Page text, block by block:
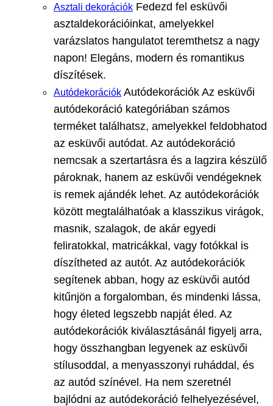
Asztali dekorációk Fedezd fel esküvői
asztaldekorációinkat, amelyekkel
varázslatos hangulatot teremthetsz a nagy
napon! Elegáns, modern és romantikus
díszítések.
Autódekorációk Autódekorációk Az esküvői
autódekoráció kategóriában számos
terméket találhatsz, amelyekkel feldobhatod
az esküvői autódat. Az autódekoráció
nemcsak a szertartásra és a lagzira készülő
pároknak, hanem az esküvői vendégeknek
is remek ajándék lehet. Az autódekorációk
között megtalálhatóak a klasszikus virágok,
masnik, szalagok, de akár egyedi
feliratokkal, matricákkal, vagy fotókkal is
díszítheted az autót. Az autódekorációk
segítenek abban, hogy az esküvői autód
kitűnjön a forgalomban, és mindenki lássa,
hogy életed legszebb napját éled. Az
autódekorációk kiválasztásánál figyelj arra,
hogy összhangban legyenek az esküvői
stílusoddal, a menyasszonyi ruháddal, és
az autód színével. Ha nem szeretnél
bajlódni az autódekoráció felhelyezésével,